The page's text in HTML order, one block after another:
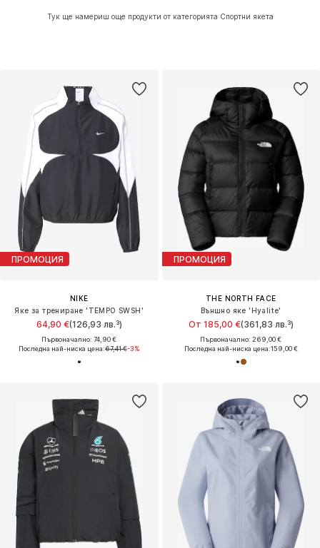
Тук ще намериш още продукти от категорията Спортни якета
ПРОМОЦИЯ
NIKE
Яке за трениране 'TEMPO SWSH'
64,90 €(126,93 лв.³)
Първоначално: 74,90 €
Последна най-ниска цена:67,41 €-3%
ПРОМОЦИЯ
THE NORTH FACE
Външно яке 'Hyalite'
От 185,00 €(361,83 лв.³)
Първоначално: 269,00 €
Последна най-ниска цена:159,00 €